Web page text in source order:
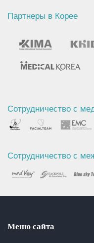
Партнеры в Корее
Сотрудничество с
Сотрудничество с
Меню сайта